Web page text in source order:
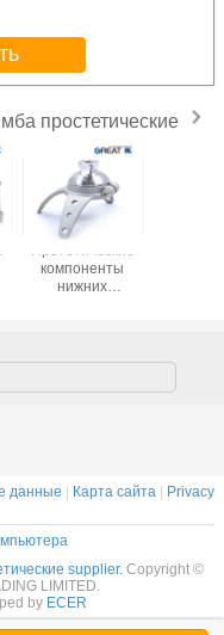
простетические
компоненты
нижних
(пирамидальный)
данные | Карта сайта | Privacy
supplier. Copyright ©
LIMITED.
by ECER